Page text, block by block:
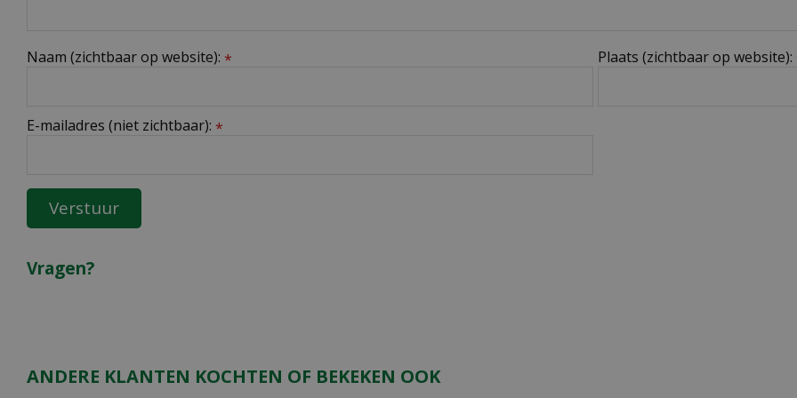
Naam (zichtbaar op website): * Plaats (zichtbaar op website):
E-mailadres (niet zichtbaar): *
Vragen?
ANDERE KLANTEN KOCHTEN OF BEKEKEN OOK